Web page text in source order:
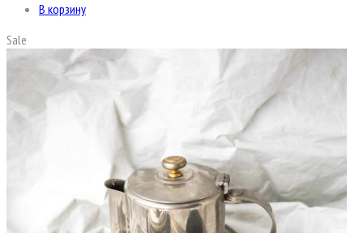
В корзину
Sale